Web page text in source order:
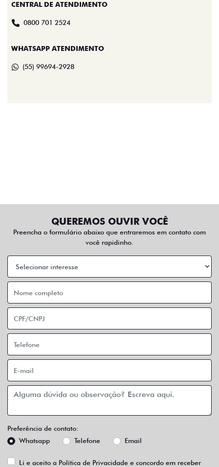
CENTRAL DE ATENDIMENTO
0800 701 2524
WHATSAPP ATENDIMENTO
(55) 99694-2928
QUEREMOS OUVIR VOCÊ
Preencha o formulário abaixo que entraremos em contato com
você rapidinho.
Preferência de contato:
Whatsapp
Telefone Email
Li e aceito a Política de Privacidade e concordo em receber